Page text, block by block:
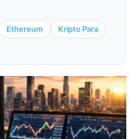
Ethereum
Kripto Para